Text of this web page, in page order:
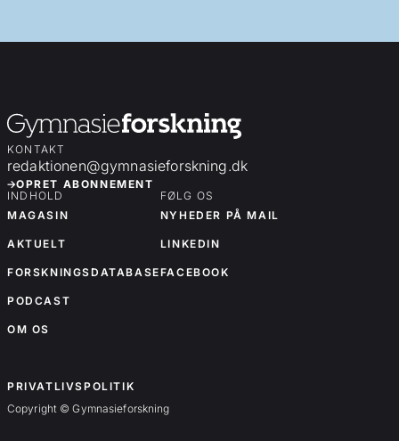
KONTAKT
redaktionen@gymnasieforskning.dk
OPRET ABONNEMENT
INDHOLD
MAGASIN
AKTUELT
FORSKNINGSDATABASE
PODCAST
OM OS
FØLG OS
NYHEDER PÅ MAIL
LINKEDIN
FACEBOOK
PRIVATLIVSPOLITIK
Forskningsartikler
Copyright © Gymnasieforskning